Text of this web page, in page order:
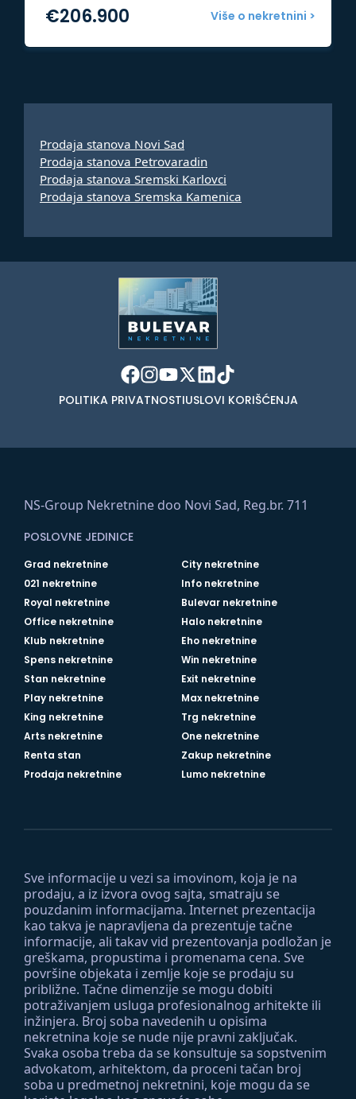
Više o nekretnini >
€206.900
Prodaja stanova Novi Sad
Prodaja stanova Petrovaradin
Prodaja stanova Sremski Karlovci
Prodaja stanova Sremska Kamenica
POLITIKA PRIVATNOSTIUSLOVI KORIŠĆENJA
Sve informacije u vezi sa imovinom, koja je na
prodaju, a iz izvora ovog sajta, smatraju se
pouzdanim informacijama. Internet prezentacija
kao takva je napravljena da prezentuje tačne
informacije, ali takav vid prezentovanja podložan je
greškama, propustima i promenama cena. Sve
površine objekata i zemlje koje se prodaju su
približne. Tačne dimenzije se mogu dobiti
potraživanjem usluga profesionalnog arhitekte ili
inžinjera. Broj soba navedenih u opisima
nekretnina koje se nude nije pravni zaključak.
Svaka osoba treba da se konsultuje sa sopstvenim
advokatom, arhitektom, da proceni tačan broj
soba u predmetnoj nekretnini, koje mogu da se
NS-Group Nekretnine doo Novi Sad, Reg.br. 711
POSLOVNE JEDINICE
Grad nekretnine
City nekretnine
021 nekretnine
Info nekretnine
Royal nekretnine
Bulevar nekretnine
Office nekretnine
Halo nekretnine
Klub nekretnine
Eho nekretnine
Spens nekretnine
Win nekretnine
Stan nekretnine
Exit nekretnine
Play nekretnine
Max nekretnine
King nekretnine
Trg nekretnine
Arts nekretnine
One nekretnine
Renta stan
Zakup nekretnine
Prodaja nekretnine
Lumo nekretnine